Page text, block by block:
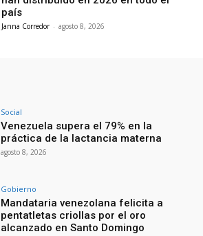
país
Janna Corredor - agosto 8, 2026
Social
Venezuela supera el 79% en la
práctica de la lactancia materna
agosto 8, 2026
Gobierno
Mandataria venezolana felicita a
pentatletas criollas por el oro
alcanzado en Santo Domingo